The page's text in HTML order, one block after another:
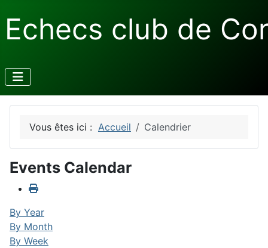
Echecs club de
Vous êtes ici : Accueil Calendrier
Events Calendar
By Year
By Month
By Week